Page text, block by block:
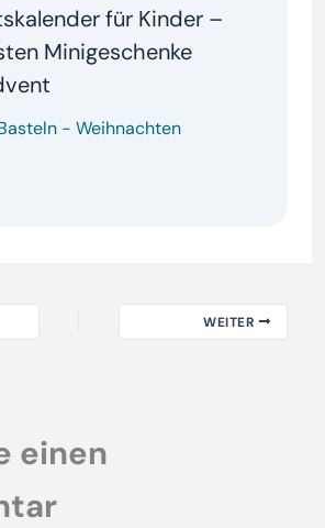
für Kinder –
Minigeschenke
- Weihnachten
WEITER
einen